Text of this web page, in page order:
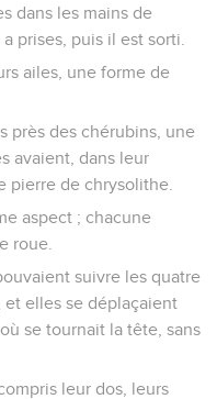
dans les mains de
prises, puis il est sorti.
ailes, une forme de
près des chérubins, une
avaient, dans leur
pierre de chrysolithe.
aspect ; chacune
roue.
suivre les quatre
et elles se déplaçaient
se tournait la tête, sans
leur dos, leurs